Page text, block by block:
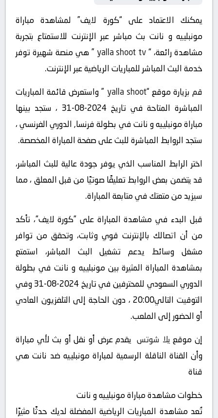
يمكنك الاعتماد على “كورة لايف” لمشاهدة مباراة
مونبلييه و نانت بث مباشر عبر الإنترنت للاستمتاع بتجربة
مشاهدة رائعة، “yalla shoot tv ” هي منصة شهيرة توفر
خدمة البث المباشر للمباريات الرياضية عبر الإنترنت.
قم بزيارة موقع “yalla shoot ” واستعرض قائمة المباريات
المباشرة المتاحة في تاريخ 2024-08-31 ، ستجد بينها
مباراة مونبلييه و نانت في بطولة فرنسا, الدوري الفرنسي ،
ستجد الروابط المباشرة للبث على صفحة المباراة المخصصة.
اختر الرابط المناسب الذي يوفر جودة عالية للبث المباشر،
قد يتضمن بعض الروابط تعليقًا صوتيًا من قبل المعلق ، مما
سيزيد من متعتك في متابعة المباراة.
قبل البدء في مشاهدة المباراة على “كورة لايف“، تأكد
من أن اتصالك بالإنترنت قوي وثابت، وتحقق من توافر
مشغل وسائط يدعم تشغيل البث المباشر، استمتع
بمشاهدة المباراة المثيرة بين مونبلييه و نانت في بطولة
الدوري السعودي للمحترفين في تاريخ 2024-08-31 وفي
التوقيت التالي20:00 ، دون الحاجة إلى التلفزيون العادي
أو الحضور إلى الملعب.
إن موقع يلا شوتسيقدم عرض أو نقل أو بث لأي مباراة
وأن القناة الناقلة الرسمية لمباراة مونبلييه ضد نانت هي
قناة
خطوات مشاهدة مباراة مونبلييه و نانت
تُعد مشاهدة المباريات الرياضية المفضلة لديك حدثًا مثيرًا